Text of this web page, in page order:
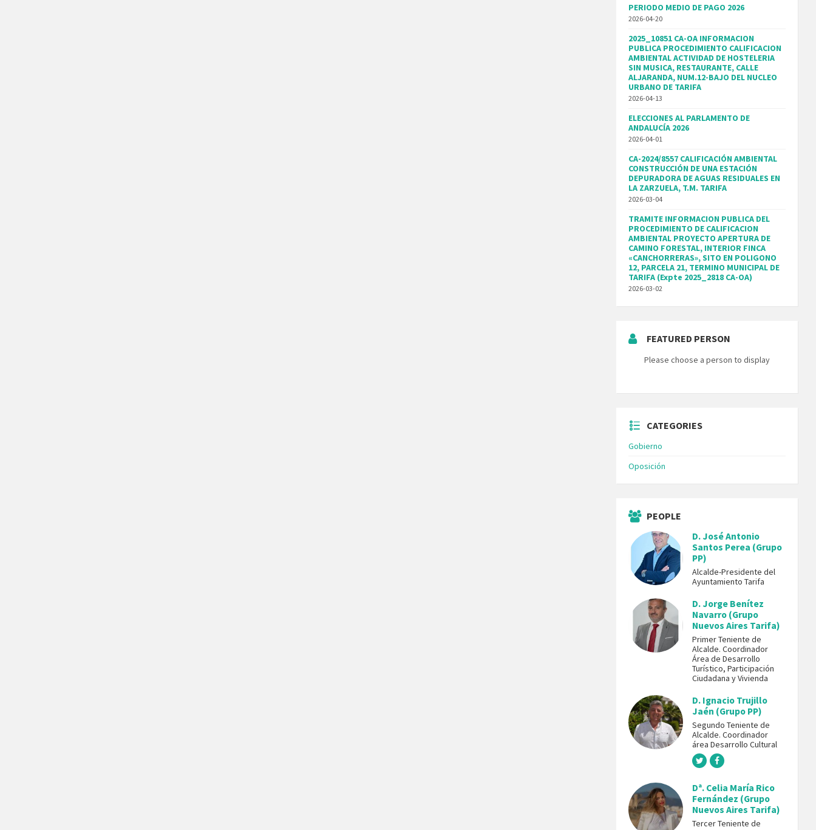
PERIODO MEDIO DE PAGO 2026
2026-04-20
2025_10851 CA-OA INFORMACION
PUBLICA PROCEDIMIENTO CALIFICACION
AMBIENTAL ACTIVIDAD DE HOSTELERIA
SIN MUSICA, RESTAURANTE, CALLE
ALJARANDA, NUM.12-BAJO DEL NUCLEO
URBANO DE TARIFA
2026-04-13
ELECCIONES AL PARLAMENTO DE
ANDALUCÍA 2026
2026-04-01
CA-2024/8557 CALIFICACIÓN AMBIENTAL
CONSTRUCCIÓN DE UNA ESTACIÓN
DEPURADORA DE AGUAS RESIDUALES EN
LA ZARZUELA, T.M. TARIFA
2026-03-04
TRAMITE INFORMACION PUBLICA DEL
PROCEDIMIENTO DE CALIFICACION
AMBIENTAL PROYECTO APERTURA DE
CAMINO FORESTAL, INTERIOR FINCA
«CANCHORRERAS», SITO EN POLIGONO
12, PARCELA 21, TERMINO MUNICIPAL DE
TARIFA (Expte 2025_2818 CA-OA)
2026-03-02
FEATURED PERSON
Please choose a person to display
CATEGORIES
Gobierno
Oposición
PEOPLE
D. José Antonio
Santos Perea (Grupo
PP)
Alcalde-Presidente del
Ayuntamiento Tarifa
D. Jorge Benítez
Navarro (Grupo
Nuevos Aires Tarifa)
Primer Teniente de
Alcalde. Coordinador
Área de Desarrollo
Turístico, Participación
Ciudadana y Vivienda
D. Ignacio Trujillo
Jaén (Grupo PP)
Segundo Teniente de
Alcalde. Coordinador
área Desarrollo Cultural
Dª. Celia María Rico
Fernández (Grupo
Nuevos Aires Tarifa)
Tercer Teniente de